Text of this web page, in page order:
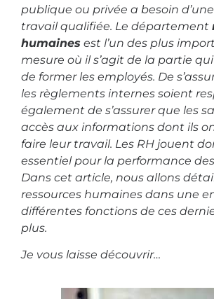
publique ou privée a besoin
travail qualifiée. Le département
humaines est l’un des plus
mesure où il s’agit de la partie
de former les employés. De
les règlements internes soient
également de s’assurer que les
accès aux informations dont ils
faire leur travail. Les RH jouent
essentiel pour la performance
Dans cet article, nous allons
ressources humaines dans une
différentes fonctions de ces
plus.
Je vous laisse découvrir…